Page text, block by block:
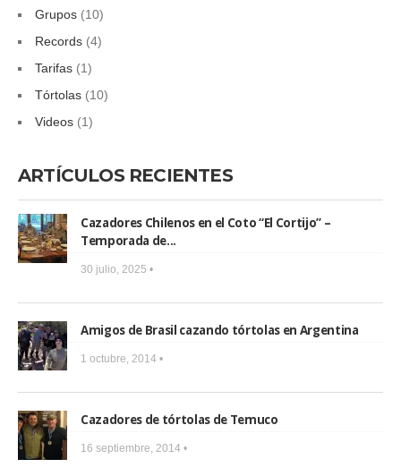
Grupos (10)
Records (4)
Tarifas (1)
Tórtolas (10)
Videos (1)
ARTÍCULOS RECIENTES
Cazadores Chilenos en el Coto “El Cortijo” –
Temporada de...
30 julio, 2025 •
Amigos de Brasil cazando tórtolas en Argentina
1 octubre, 2014 •
Cazadores de tórtolas de Temuco
16 septiembre, 2014 •